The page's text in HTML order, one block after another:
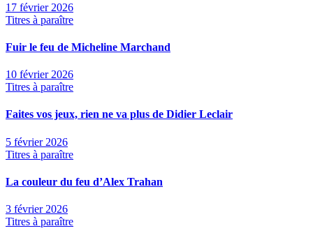
17 février 2026
Titres à paraître
Fuir le feu de Micheline Marchand
10 février 2026
Titres à paraître
Faites vos jeux, rien ne va plus de Didier Leclair
5 février 2026
Titres à paraître
La couleur du feu d’Alex Trahan
3 février 2026
Titres à paraître